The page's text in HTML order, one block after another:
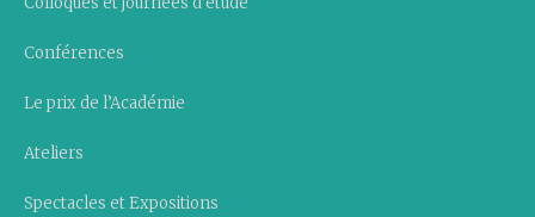
Conférences
Le prix de l’Académie
Ateliers
Spectacles et Expositions